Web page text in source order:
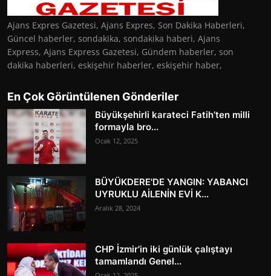
Ajans Expres Gazetesi, Ajans Expres, Son Dakika Haberleri,
Güncel haberler, sondakika, sondakika haberi, Ajans
Express, Ajans Express Gazetesi, Gündem haberler, son
dakika haberleri, eskişehir haberler, eskişehir haber,
En Çok Görüntülenen Gönderiler
Büyükşehirli karateci Fatih’ten milli
formayla bro...
Ocak 12, 2025
BÜYÜKDERE'DE YANGIN: YABANCI
UYRUKLU AİLENİN EVİ K...
Aralık 28, 2024
CHP İzmir'in iki günlük çalıştayı
tamamlandı Genel...